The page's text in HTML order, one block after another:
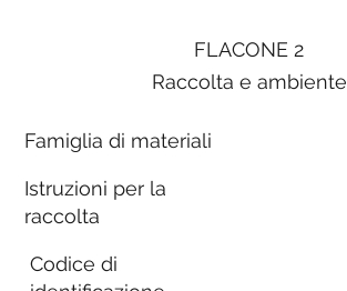
FLACONE 2
Raccolta e ambiente
Famiglia di materiali
Istruzioni per la
raccolta
Codice di